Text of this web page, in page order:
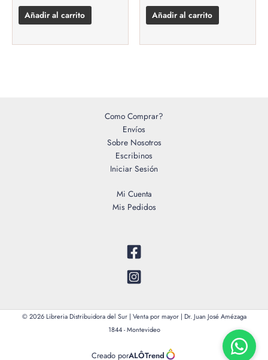
Añadir al carrito Añadir al carrito
Como Comprar?
Envíos
Sobre Nosotros
Escribinos
Iniciar Sesión
Mi Cuenta
Mis Pedidos
© 2026 Libreria Distribuidora del Sur | Venta por mayor | Dr. Juan José Amézaga
1844 - Montevideo
Creado porALÔTrend